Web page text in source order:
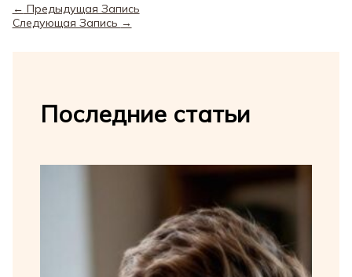
← Предыдущая Запись
Следующая Запись →
Последние статьи